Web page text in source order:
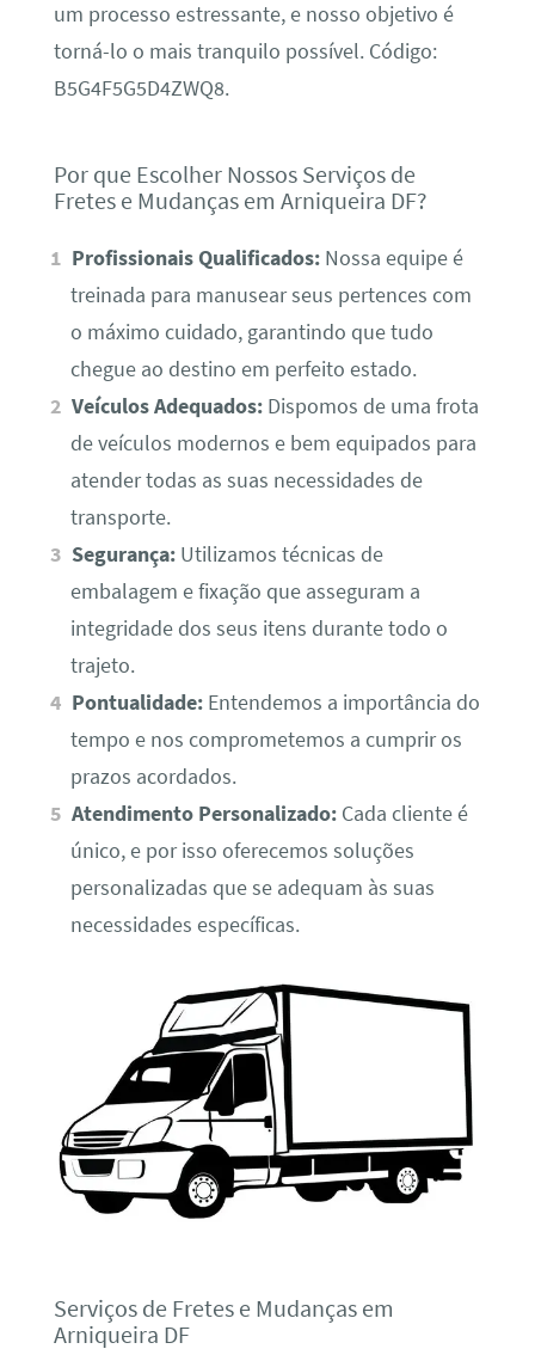
um processo estressante, e nosso objetivo é
torná-lo o mais tranquilo possível. Código:
B5G4F5G5D4ZWQ8.
Por que Escolher Nossos Serviços de
Fretes e Mudanças em Arniqueira DF?
Profissionais Qualificados: Nossa equipe é
treinada para manusear seus pertences com
o máximo cuidado, garantindo que tudo
chegue ao destino em perfeito estado.
Veículos Adequados: Dispomos de uma frota
de veículos modernos e bem equipados para
atender todas as suas necessidades de
transporte.
Segurança: Utilizamos técnicas de
embalagem e fixação que asseguram a
integridade dos seus itens durante todo o
trajeto.
Pontualidade: Entendemos a importância do
tempo e nos comprometemos a cumprir os
prazos acordados.
Atendimento Personalizado: Cada cliente é
único, e por isso oferecemos soluções
personalizadas que se adequam às suas
necessidades específicas.
Serviços de Fretes e Mudanças em
Arniqueira DF